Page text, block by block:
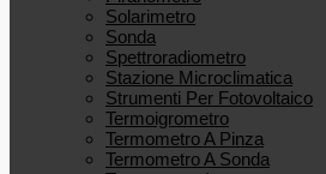
Solarimetro
Sonda
Spettroradiometro
Stazione Microclimatica
Strumenti Per Fotovoltaico
Termoigrometro
Termometro A Pinza
Termometro A Sonda